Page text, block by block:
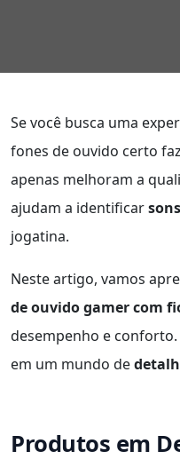
Se você busca uma
fones de ouvido certo
apenas melhoram a
ajudam a identificar
jogatina.
Neste artigo, vamos
de ouvido gamer com
desempenho e
em um mundo de
Produtos em